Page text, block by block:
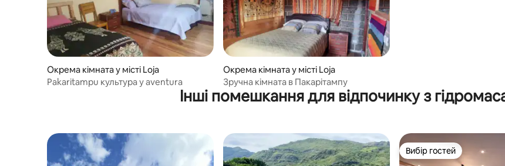
Окрема кімната у місті Loja
Pakaritampu культура y aventura
Окрема кімната у місті Loja
Зручна кімната в Пакарітампу
Інші помешкання для відпочинку з
Вибір гостей
Вибір гостей